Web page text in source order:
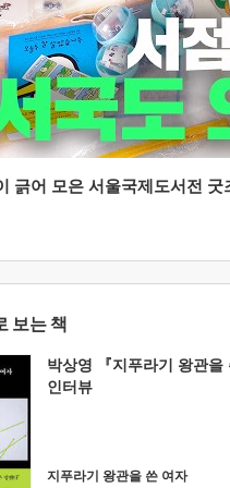
긁어 모은 서울국제도서전 굿
보는 책
박상영 『지푸라기 왕관을
인터뷰
지푸라기 왕관을 쓴 여자